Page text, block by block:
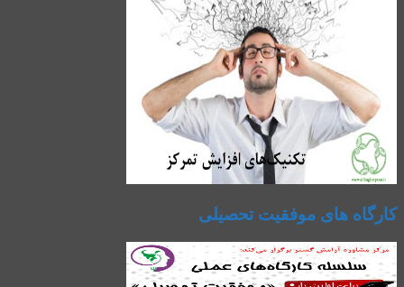
کارگاه های موفقیت تحصیلی